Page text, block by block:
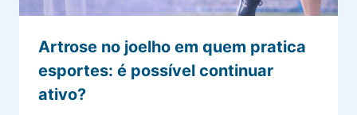
Artrose no joelho em quem pratica
esportes: é possível continuar
ativo?